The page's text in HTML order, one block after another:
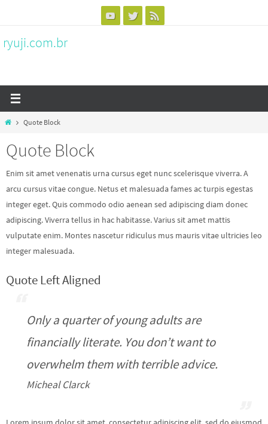
content
ryuji.com.br
HomeQuote Block
Quote Block
Enim sit amet venenatis urna cursus eget nunc scelerisque viverra. A
arcu cursus vitae congue. Netus et malesuada fames ac turpis egestas
integer eget. Quis commodo odio aenean sed adipiscing diam donec
adipiscing. Viverra tellus in hac habitasse. Varius sit amet mattis
vulputate enim. Montes nascetur ridiculus mus mauris vitae ultricies leo
integer malesuada.
Quote Left Aligned
Only a quarter of young adults are
financially literate. You don’t want to
overwhelm them with terrible advice.
Micheal Clarck